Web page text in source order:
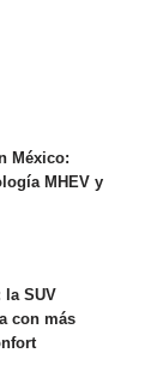
México:
MHEV y
la SUV
con más